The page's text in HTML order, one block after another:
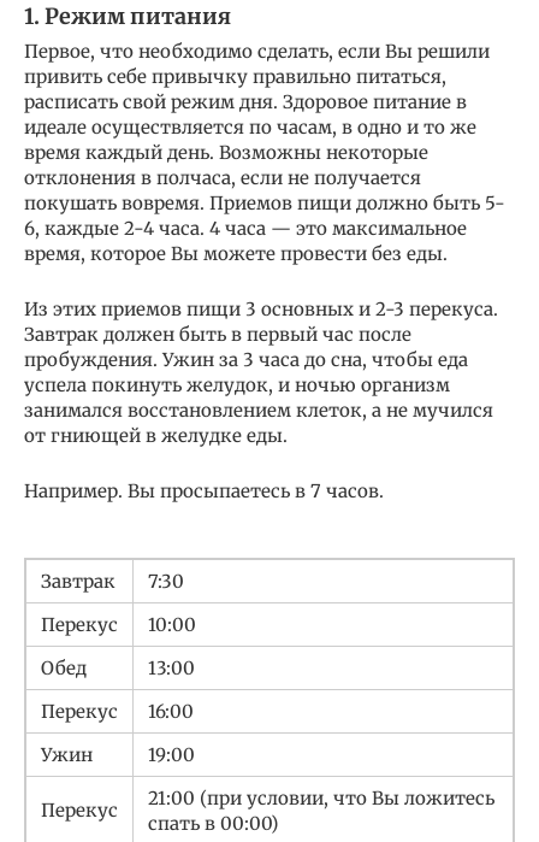
1. Режим питания
Первое, что необходимо сделать, если Вы решили
привить себе привычку правильно питаться,
расписать свой режим дня. Здоровое питание в
идеале осуществляется по часам, в одно и то же
время каждый день. Возможны некоторые
отклонения в полчаса, если не получается
покушать вовремя. Приемов пищи должно быть 5-
6, каждые 2-4 часа. 4 часа — это максимальное
время, которое Вы можете провести без еды.
Из этих приемов пищи 3 основных и 2-3 перекуса.
Завтрак должен быть в первый час после
пробуждения. Ужин за 3 часа до сна, чтобы еда
успела покинуть желудок, и ночью организм
занимался восстановлением клеток, а не мучился
от гниющей в желудке еды.
Например. Вы просыпаетесь в 7 часов.
Завтрак
7:30
Перекус
10:00
Обед
13:00
Перекус
16:00
Ужин
19:00
Перекус
21:00 (при условии, что Вы ложитесь
спать в 00:00)